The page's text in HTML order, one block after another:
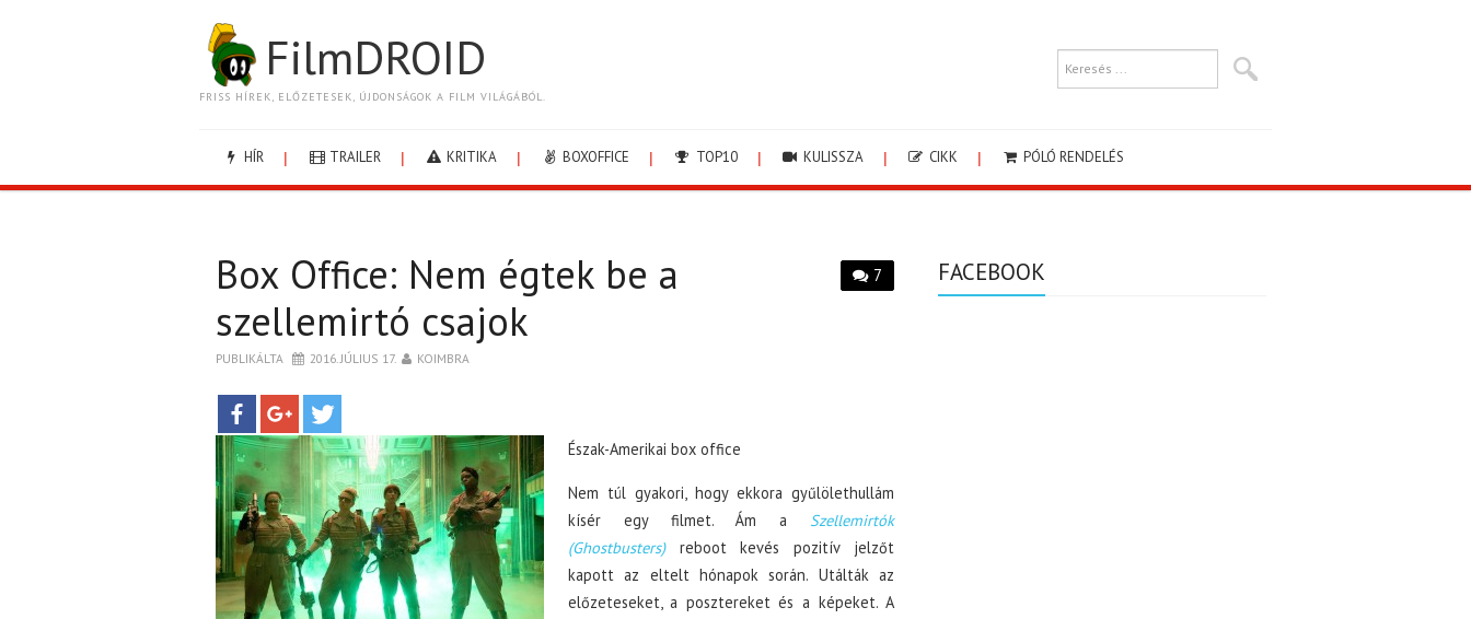
FilmDROID
FRISS HÍREK, ELŐZETESEK, ÚJDONSÁGOK A FILM VILÁGÁBÓL.
HÍR TRAILER KRITIKA BOXOFFICE TOP10 KULISSZA CIKK PÓLÓ RENDELÉS
7
Box Office: Nem égtek be a
szellemirtó csajok
PUBLIKÁLTA 2016. JÚLIUS 17. KOIMBRA
Észak-Amerikai box office
Nem túl gyakori, hogy ekkora gyűlölethullám
kísér egy filmet. Ám a Szellemirtók
(Ghostbusters)reboot kevés pozitív jelzőt
kapott az eltelt hónapok során. Utálták az
előzeteseket, a posztereket és a képeket. A
FACEBOOK